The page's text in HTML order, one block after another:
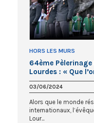
HORS LES MURS
64ème
Lourdes : « Que
03/06/2024
Alors que le monde
internationaux,
Lour...